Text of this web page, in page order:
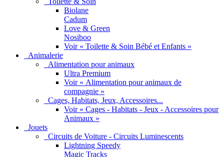
Biolane
Cadum
Love & Green
Nosiboo
Voir « Toilette & Soin Bébé et Enfants »
Animalerie
Alimentation pour animaux
Ultra Premium
Voir « Alimentation pour animaux de
compagnie »
Cages, Habitats, Jeux, Accessoires...
Voir « Cages - Habitats - Jeux - Accessoires pour
Animaux »
Jouets
Circuits de Voiture - Circuits Luminescents
Lightning Speedy
Magic Tracks